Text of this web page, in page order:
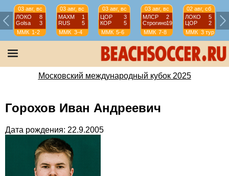
03 авг, вс
ЛОКО
8
Golsa
3
ММК 1-2
03 авг, вс
МАХМ
1
RUS
5
ММК 3-4
03 авг, вс
ЦОР
3
КОР
5
ММК 5-6
03 авг, вс
МЛСР
2
Строгино19
ММК 7-8
02 авг, сб
ЛОКО
5
ЦОР
2
ММК 3 тур
Московский международный кубок 2025
Горохов Иван Андреевич
Дата рождения: 22.9.2005